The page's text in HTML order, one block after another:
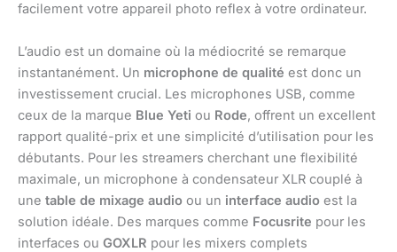
facilement votre appareil photo reflex à votre ordinateur.
L’audio est un domaine où la médiocrité se remarque
instantanément. Un microphone de qualité est donc un
investissement crucial. Les microphones USB, comme
ceux de la marque Blue Yeti ou Rode, offrent un excellent
rapport qualité-prix et une simplicité d’utilisation pour les
débutants. Pour les streamers cherchant une flexibilité
maximale, un microphone à condensateur XLR couplé à
une table de mixage audio ou un interface audio est la
solution idéale. Des marques comme Focusrite pour les
interfaces ou GOXLR pour les mixers complets